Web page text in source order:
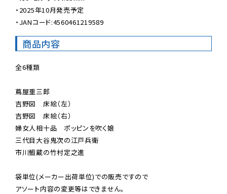
・2025年10月発売予定
・JANコード:4560461219589
商品内容
全6種類
蔦屋重三郎
吉野図　床絵（左）
吉野図　床絵（右）
婦女人相十品　ポッピンを吹く娘
三代目大谷鬼次の江戸兵衛
市川鰕蔵の竹村定之進
袋単位(メーカー出荷単位)での販売ですので
アソート内容の変更等はできません。